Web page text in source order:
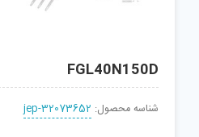
FGL40N150D
شناسه محصول: jep-32073652